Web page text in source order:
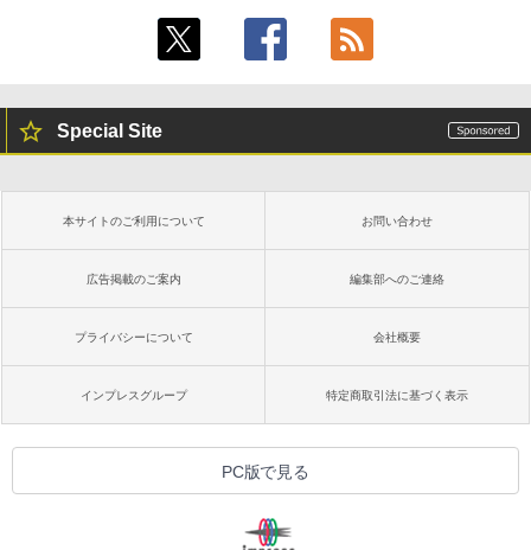
Special Site
本サイトのご利用について お問い合わせ
広告掲載のご案内 編集部へのご連絡
プライバシーについて 会社概要
インプレスグループ 特定商取引法に基づく表示
PC版で見る